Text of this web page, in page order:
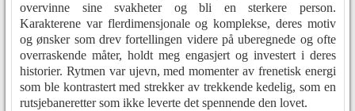
overvinne sine svakheter og bli en sterkere person.
Karakterene var flerdimensjonale og komplekse, deres motiv
og ønsker som drev fortellingen videre på uberegnede og ofte
overraskende måter, holdt meg engasjert og investert i deres
historier. Rytmen var ujevn, med momenter av frenetisk energi
som ble kontrastert med strekker av trekkende kedelig, som en
rutsjebaneretter som ikke leverte det spennende den lovet.